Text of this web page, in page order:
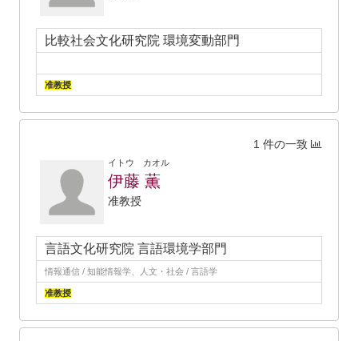
比較社会文化研究院 環境変動部門
准教授
1 件の一致
イトウ カオル
伊藤 薫
准教授
言語文化研究院 言語環境学部門
情報通信 / 知能情報学、人文・社会 / 言語学
准教授